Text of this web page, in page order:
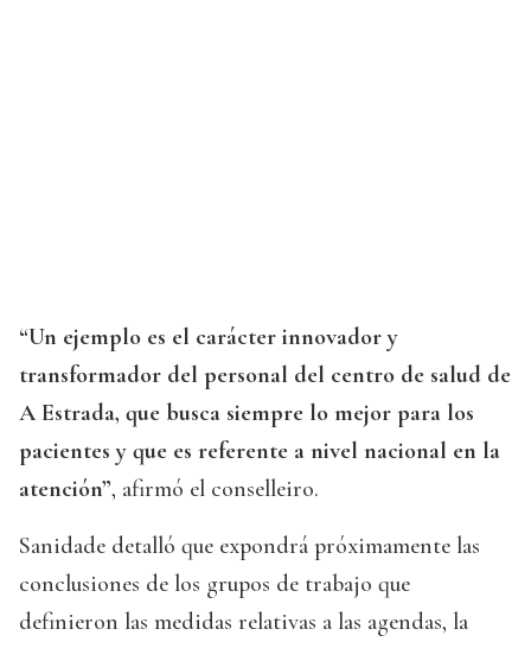
“Un ejemplo es el carácter innovador y
transformador del personal del centro de salud de
A Estrada, que busca siempre lo mejor para los
pacientes y que es referente a nivel nacional en la
atención”, afirmó el conselleiro.
Sanidade detalló que expondrá próximamente las
conclusiones de los grupos de trabajo que
definieron las medidas relativas a las agendas, la